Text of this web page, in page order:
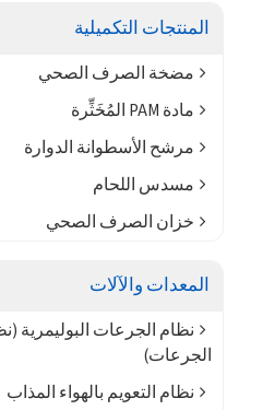
المنتجات التكميلية
مضخة الصرف الصحي
مادة PAM المُخَثِّرة
مرشح الأسطوانة الدوارة
مسدس اللحام
خزان الصرف الصحي
المعدات والآلات
نظام الجرعات البوليمرية
الجرعات)
نظام التعويم بالهواء المذاب